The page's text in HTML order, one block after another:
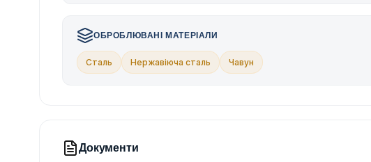
ОБРОБЛЮВАНІ МАТЕРІАЛИ
Сталь Нержавіюча сталь Чавун
Документи